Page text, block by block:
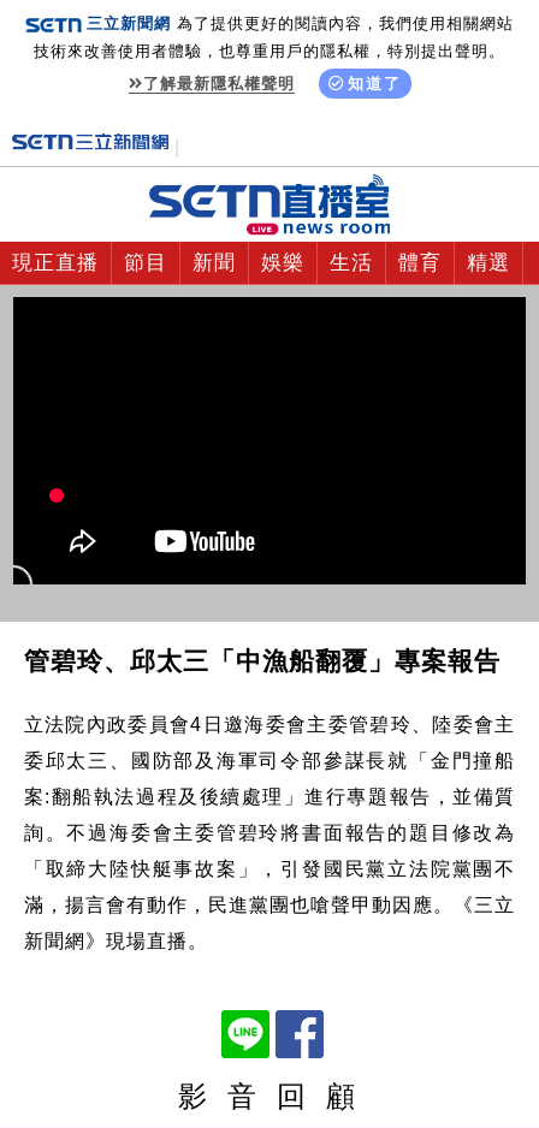
三立新聞網 為了提供更好的閱讀內容，我們使用相關網站
技術來改善使用者體驗，也尊重用戶的隱私權，特別提出聲明。
了解最新隱私權聲明
知道了
現正直播 節目 新聞 娛樂 生活 體育 精選
管碧玲、邱太三「中漁船翻覆」專案報告
立法院內政委員會4日邀海委會主委管碧玲、陸委會主
委邱太三、國防部及海軍司令部參謀長就「金門撞船
案:翻船執法過程及後續處理」進行專題報告，並備質
詢。不過海委會主委管碧玲將書面報告的題目修改為
「取締大陸快艇事故案」，引發國民黨立法院黨團不
滿，揚言會有動作，民進黨團也嗆聲甲動因應。《三立
新聞網》現場直播。
影 音 回 顧